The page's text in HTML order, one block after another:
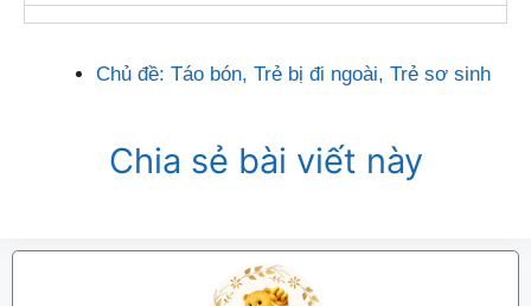
Chủ đề: Táo bón, Trẻ bị đi ngoài, Trẻ sơ sinh
Chia sẻ bài viết này